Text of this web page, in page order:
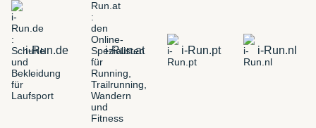
i-Run.de i-Run.at i-Run.pt i-Run.nl